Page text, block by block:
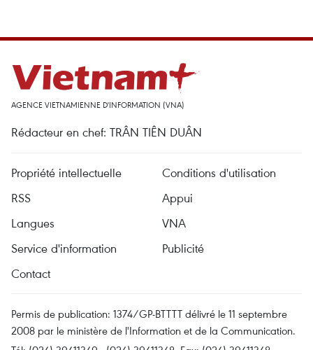
AGENCE VIETNAMIENNE D'INFORMATION (VNA)
Rédacteur en chef: TRÂN TIÊN DUÂN
Propriété intellectuelle
Conditions d'utilisation
RSS
Appui
Langues
VNA
Service d'information
Publicité
Contact
Permis de publication: 1374/GP-BTTTT délivré le 11 septembre
2008 par le ministère de l'Information et de la Communication.